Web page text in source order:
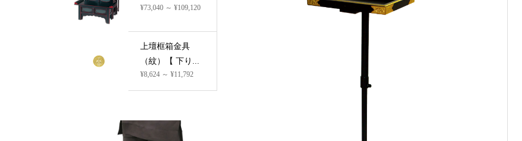
¥73,040 ～ ¥109,120
上壇框箱金具
（紋）【 下り...
¥8,624 ～ ¥11,792